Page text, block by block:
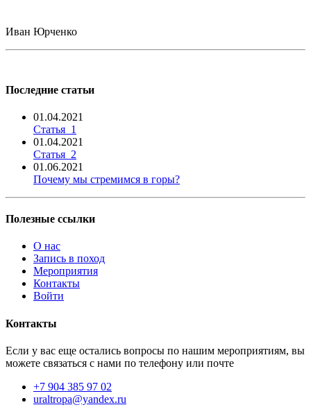
Иван Юрченко
Последние статьи
01.04.2021
Статья_1
01.04.2021
Статья_2
01.06.2021
Почему мы стремимся в горы?
Полезные ссылки
О нас
Запись в поход
Мероприятия
Контакты
Войти
Контакты
Если у вас еще остались вопросы по нашим мероприятиям, вы
можете связаться с нами по телефону или почте
+7 904 385 97 02
uraltropa@yandex.ru